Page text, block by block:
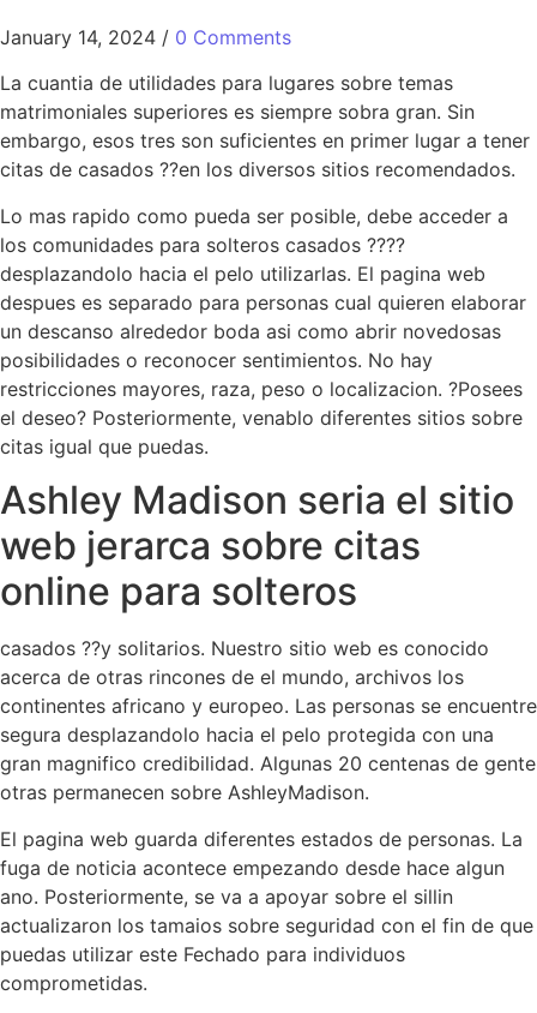
January 14, 2024 / 0 Comments
La cuantia de utilidades para lugares sobre temas
matrimoniales superiores es siempre sobra gran. Sin
embargo, esos tres son suficientes en primer lugar a tener
citas de casados ??en los diversos sitios recomendados.
Lo mas rapido como pueda ser posible, debe acceder a
los comunidades para solteros casados ????
desplazandolo hacia el pelo utilizarlas. El pagina web
despues es separado para personas cual quieren elaborar
un descanso alrededor boda asi­ como abrir novedosas
posibilidades o reconocer sentimientos. No hay
restricciones mayores, raza, peso o localizacion. ?Posees
el deseo? Posteriormente, venablo diferentes sitios sobre
citas igual que puedas.
Ashley Madison seri­a el sitio
web jerarca sobre citas
online para solteros
casados ??y solitarios. Nuestro sitio web es conocido
acerca de otras rincones de el mundo, archivos los
continentes africano y europeo. Las personas se encuentre
segura desplazandolo hacia el pelo protegida con una
gran magnifico credibilidad. Algunas 20 centenas de gente
otras permanecen sobre AshleyMadison.
El pagina web guarda diferentes estados de personas. La
fuga de noticia acontece empezando desde hace algun
ano. Posteriormente, se va a apoyar sobre el silli­n
actualizaron los tamaios sobre seguridad con el fin de que
puedas utilizar este Fechado para individuos
comprometidas.